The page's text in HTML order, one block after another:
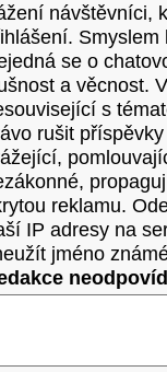
návštěvníci,
se o
a věcnost.
s
rušit
reklamu.
IP adresy na
jméno